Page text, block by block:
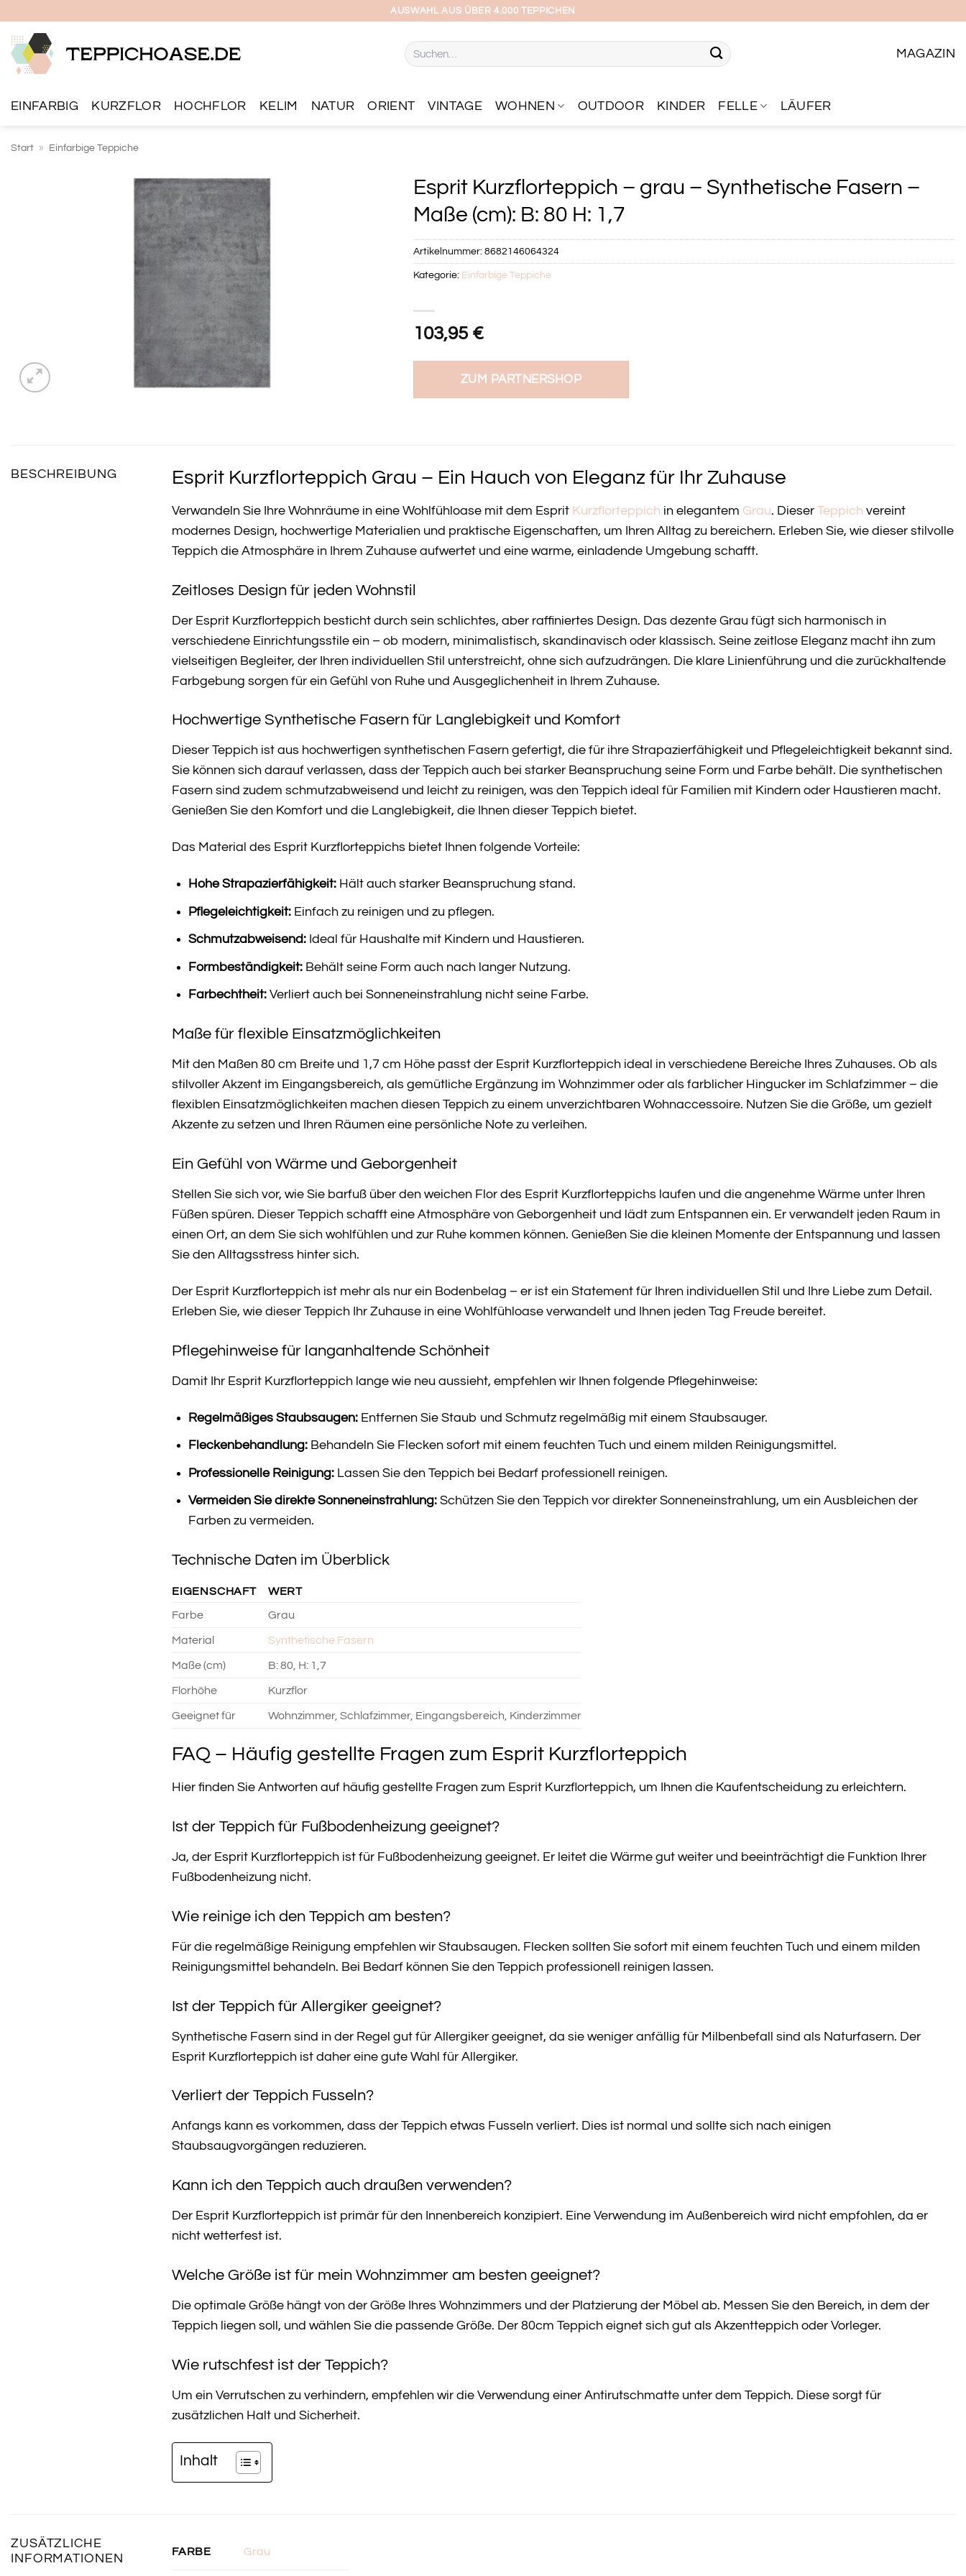
springen
AUSWAHL AUS ÜBER 4.000 TEPPICHEN
Suchen
nach:
MAGAZIN
EINFARBIG KURZFLOR HOCHFLOR KELIM NATUR ORIENT VINTAGE WOHNEN OUTDOOR KINDER FELLE LÄUFER
Start » Einfarbige Teppiche
Esprit Kurzflorteppich – grau – Synthetische Fasern –
Maße (cm): B: 80 H: 1,7
103,95 €
ZUM PARTNERSHOP
Artikelnummer: 8682146064324
Kategorie: Einfarbige Teppiche
BESCHREIBUNG Esprit Kurzflorteppich Grau – Ein Hauch von Eleganz für Ihr Zuhause
Verwandeln Sie Ihre Wohnräume in eine Wohlfühloase mit dem Esprit Kurzflorteppich in elegantem Grau. Dieser Teppich vereint
modernes Design, hochwertige Materialien und praktische Eigenschaften, um Ihren Alltag zu bereichern. Erleben Sie, wie dieser stilvolle
Teppich die Atmosphäre in Ihrem Zuhause aufwertet und eine warme, einladende Umgebung schafft.
Zeitloses Design für jeden Wohnstil
Der Esprit Kurzflorteppich besticht durch sein schlichtes, aber raffiniertes Design. Das dezente Grau fügt sich harmonisch in
verschiedene Einrichtungsstile ein – ob modern, minimalistisch, skandinavisch oder klassisch. Seine zeitlose Eleganz macht ihn zum
vielseitigen Begleiter, der Ihren individuellen Stil unterstreicht, ohne sich aufzudrängen. Die klare Linienführung und die zurückhaltende
Farbgebung sorgen für ein Gefühl von Ruhe und Ausgeglichenheit in Ihrem Zuhause.
Hochwertige Synthetische Fasern für Langlebigkeit und Komfort
Dieser Teppich ist aus hochwertigen synthetischen Fasern gefertigt, die für ihre Strapazierfähigkeit und Pflegeleichtigkeit bekannt sind.
Sie können sich darauf verlassen, dass der Teppich auch bei starker Beanspruchung seine Form und Farbe behält. Die synthetischen
Fasern sind zudem schmutzabweisend und leicht zu reinigen, was den Teppich ideal für Familien mit Kindern oder Haustieren macht.
Genießen Sie den Komfort und die Langlebigkeit, die Ihnen dieser Teppich bietet.
Das Material des Esprit Kurzflorteppichs bietet Ihnen folgende Vorteile:
Hohe Strapazierfähigkeit:Hält auch starker Beanspruchung stand.
Pflegeleichtigkeit:Einfach zu reinigen und zu pflegen.
Schmutzabweisend:Ideal für Haushalte mit Kindern und Haustieren.
Formbeständigkeit:Behält seine Form auch nach langer Nutzung.
Farbechtheit:Verliert auch bei Sonneneinstrahlung nicht seine Farbe.
Maße für flexible Einsatzmöglichkeiten
Mit den Maßen 80 cm Breite und 1,7 cm Höhe passt der Esprit Kurzflorteppich ideal in verschiedene Bereiche Ihres Zuhauses. Ob als
stilvoller Akzent im Eingangsbereich, als gemütliche Ergänzung im Wohnzimmer oder als farblicher Hingucker im Schlafzimmer – die
flexiblen Einsatzmöglichkeiten machen diesen Teppich zu einem unverzichtbaren Wohnaccessoire. Nutzen Sie die Größe, um gezielt
Akzente zu setzen und Ihren Räumen eine persönliche Note zu verleihen.
Ein Gefühl von Wärme und Geborgenheit
Stellen Sie sich vor, wie Sie barfuß über den weichen Flor des Esprit Kurzflorteppichs laufen und die angenehme Wärme unter Ihren
Füßen spüren. Dieser Teppich schafft eine Atmosphäre von Geborgenheit und lädt zum Entspannen ein. Er verwandelt jeden Raum in
einen Ort, an dem Sie sich wohlfühlen und zur Ruhe kommen können. Genießen Sie die kleinen Momente der Entspannung und lassen
Sie den Alltagsstress hinter sich.
Der Esprit Kurzflorteppich ist mehr als nur ein Bodenbelag – er ist ein Statement für Ihren individuellen Stil und Ihre Liebe zum Detail.
Erleben Sie, wie dieser Teppich Ihr Zuhause in eine Wohlfühloase verwandelt und Ihnen jeden Tag Freude bereitet.
Pflegehinweise für langanhaltende Schönheit
Damit Ihr Esprit Kurzflorteppich lange wie neu aussieht, empfehlen wir Ihnen folgende Pflegehinweise:
Regelmäßiges Staubsaugen:Entfernen Sie Staub und Schmutz regelmäßig mit einem Staubsauger.
Fleckenbehandlung:Behandeln Sie Flecken sofort mit einem feuchten Tuch und einem milden Reinigungsmittel.
Professionelle Reinigung:Lassen Sie den Teppich bei Bedarf professionell reinigen.
Vermeiden Sie direkte Sonneneinstrahlung:Schützen Sie den Teppich vor direkter Sonneneinstrahlung, um ein Ausbleichen der
Farben zu vermeiden.
Technische Daten im Überblick
EIGENSCHAFT WERT
Farbe Grau
Material Synthetische Fasern
Maße (cm) B: 80, H: 1,7
Florhöhe Kurzflor
Geeignet für Wohnzimmer, Schlafzimmer, Eingangsbereich, Kinderzimmer
FAQ – Häufig gestellte Fragen zum Esprit Kurzflorteppich
Hier finden Sie Antworten auf häufig gestellte Fragen zum Esprit Kurzflorteppich, um Ihnen die Kaufentscheidung zu erleichtern.
Ist der Teppich für Fußbodenheizung geeignet?
Ja, der Esprit Kurzflorteppich ist für Fußbodenheizung geeignet. Er leitet die Wärme gut weiter und beeinträchtigt die Funktion Ihrer
Fußbodenheizung nicht.
Wie reinige ich den Teppich am besten?
Für die regelmäßige Reinigung empfehlen wir Staubsaugen. Flecken sollten Sie sofort mit einem feuchten Tuch und einem milden
Reinigungsmittel behandeln. Bei Bedarf können Sie den Teppich professionell reinigen lassen.
Ist der Teppich für Allergiker geeignet?
Synthetische Fasern sind in der Regel gut für Allergiker geeignet, da sie weniger anfällig für Milbenbefall sind als Naturfasern. Der
Esprit Kurzflorteppich ist daher eine gute Wahl für Allergiker.
Verliert der Teppich Fusseln?
Anfangs kann es vorkommen, dass der Teppich etwas Fusseln verliert. Dies ist normal und sollte sich nach einigen
Staubsaugvorgängen reduzieren.
Kann ich den Teppich auch draußen verwenden?
Der Esprit Kurzflorteppich ist primär für den Innenbereich konzipiert. Eine Verwendung im Außenbereich wird nicht empfohlen, da er
nicht wetterfest ist.
Welche Größe ist für mein Wohnzimmer am besten geeignet?
Die optimale Größe hängt von der Größe Ihres Wohnzimmers und der Platzierung der Möbel ab. Messen Sie den Bereich, in dem der
Teppich liegen soll, und wählen Sie die passende Größe. Der 80cm Teppich eignet sich gut als Akzentteppich oder Vorleger.
Wie rutschfest ist der Teppich?
Um ein Verrutschen zu verhindern, empfehlen wir die Verwendung einer Antirutschmatte unter dem Teppich. Diese sorgt für
zusätzlichen Halt und Sicherheit.
Inhalt
ZUSÄTZLICHE
INFORMATIONEN
FARBE Grau